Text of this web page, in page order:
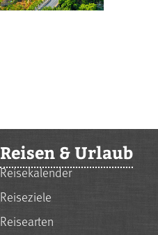
Reisen & Urlaub
Reisekalender
Reiseziele
Reisearten